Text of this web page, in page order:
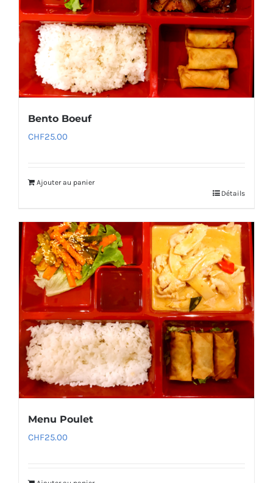
Bento Boeuf
CHF25.00
Ajouter au panier
Détails
Menu Poulet
CHF25.00